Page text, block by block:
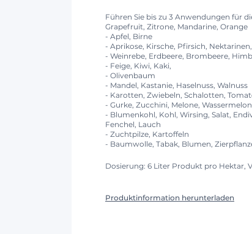
Führen Sie bis zu 3 Anwendungen für
Grapefruit, Zitrone, Mandarine, Orange
- Apfel, Birne
- Aprikose, Kirsche, Pfirsich,
- Weinrebe, Erdbeere, Brombeere,
- Feige, Kiwi, Kaki,
- Olivenbaum
- Mandel, Kastanie, Haselnuss, Walnuss
- Karotten, Zwiebeln, Schalotten,
- Gurke, Zucchini, Melone,
- Blumenkohl, Kohl, Wirsing, Salat,
Fenchel, Lauch
- Zuchtpilze, Kartoffeln
- Baumwolle, Tabak, Blumen,
Dosierung: 6 Liter Produkt pro Hektar,
Produktinformation herunterladen